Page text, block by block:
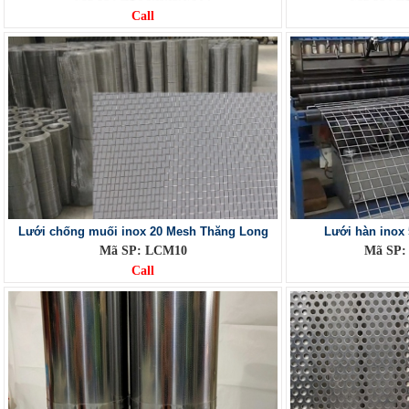
Call
Lưới chống muối inox 20 Mesh Thăng Long
Mã SP: LCM10
Call
Lưới hàn inox
Mã SP: